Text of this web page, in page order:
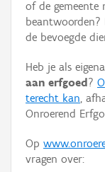
Persoon of collectief
Hergebruik
Aanmelden
of de
de bevoegde
Heb je als
aan erfgoed ?
terecht kan,
Onroerend
Op
vragen over: